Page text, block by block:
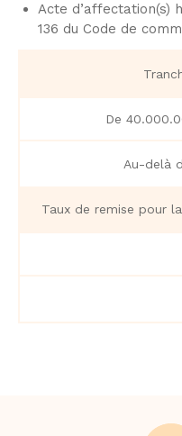
Acte d’affectation(s)
136 du Code de
De
Au-delà
Taux de remise pour